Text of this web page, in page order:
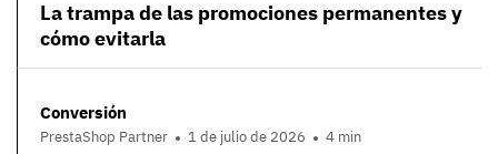
La trampa de las promociones permanentes y
cómo evitarla
Conversión
PrestaShop Partner 1 de julio de 2026 4 min